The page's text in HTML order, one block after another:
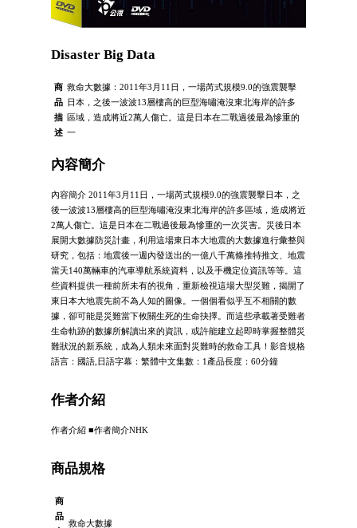
Disaster Big Data
商
品
描
述
救命大數據：2011年3月11日，一場芮式規模9.0的強震襲擊
日本，之後一波波13層樓高的巨型海嘯淹沒東北海岸的許多
區域，造成將近2萬人傷亡。這是日本在二戰過後最為慘重的
一
內容簡介
內容簡介 2011年3月11日，一場芮式規模9.0的強震襲擊日本，之
後一波波13層樓高的巨型海嘯淹沒東北海岸的許多區域，造成將近
2萬人傷亡。這是日本在二戰過後最為慘重的一次災害。災後日本
展開大數據防災計畫，利用這場東日本大地震的大數據進行彙整與
研究，包括：地震後一週內發送出的一億八千萬條推特推文、地震
當天140萬輛車的汽車導航系統資料，以及手機定位資訊等等。這
些資料提供一種前所未有的視角，重新檢視這場大型災難，揭開了
東日本大地震先前不為人知的圖像。一個個看似乎互不相關的數
據，卻可能是災難當下攸關生死的生命抉擇。而這些承載著受難者
生命軌跡的數據所解讀出來的資訊，或許能建立起即時掌握整體災
難狀況的新系統，成為人類未來面對災難時的救命工具！影音規格
語言：國語,日語字幕：繁體中文集數：1產品長度：60分鐘
作者介紹
作者介紹 ■作者簡介NHK
商品規格
商
品
救命大數據